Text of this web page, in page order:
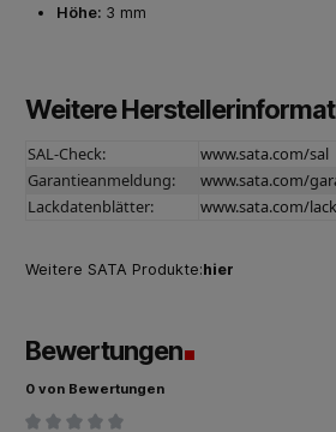
Höhe: 3 mm
Weitere
SAL-Check:
www.sata.com/sal
Garantieanmeldung:
www.sata.com/
Lackdatenblätter:
www.sata.com/
Weitere SATA Produkte:hier
Bewertungen
0 von Bewertungen